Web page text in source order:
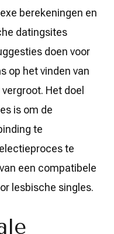
berekeningen en
datingsites
doen voor
op het vinden van
Het doel
is om de
te
te
een compatibele
lesbische singles.